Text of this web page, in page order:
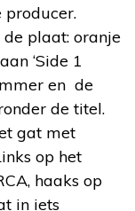
producer.
plaat: oranje
‘Side 1
en de
de titel.
gat met
op het
haaks op
in iets